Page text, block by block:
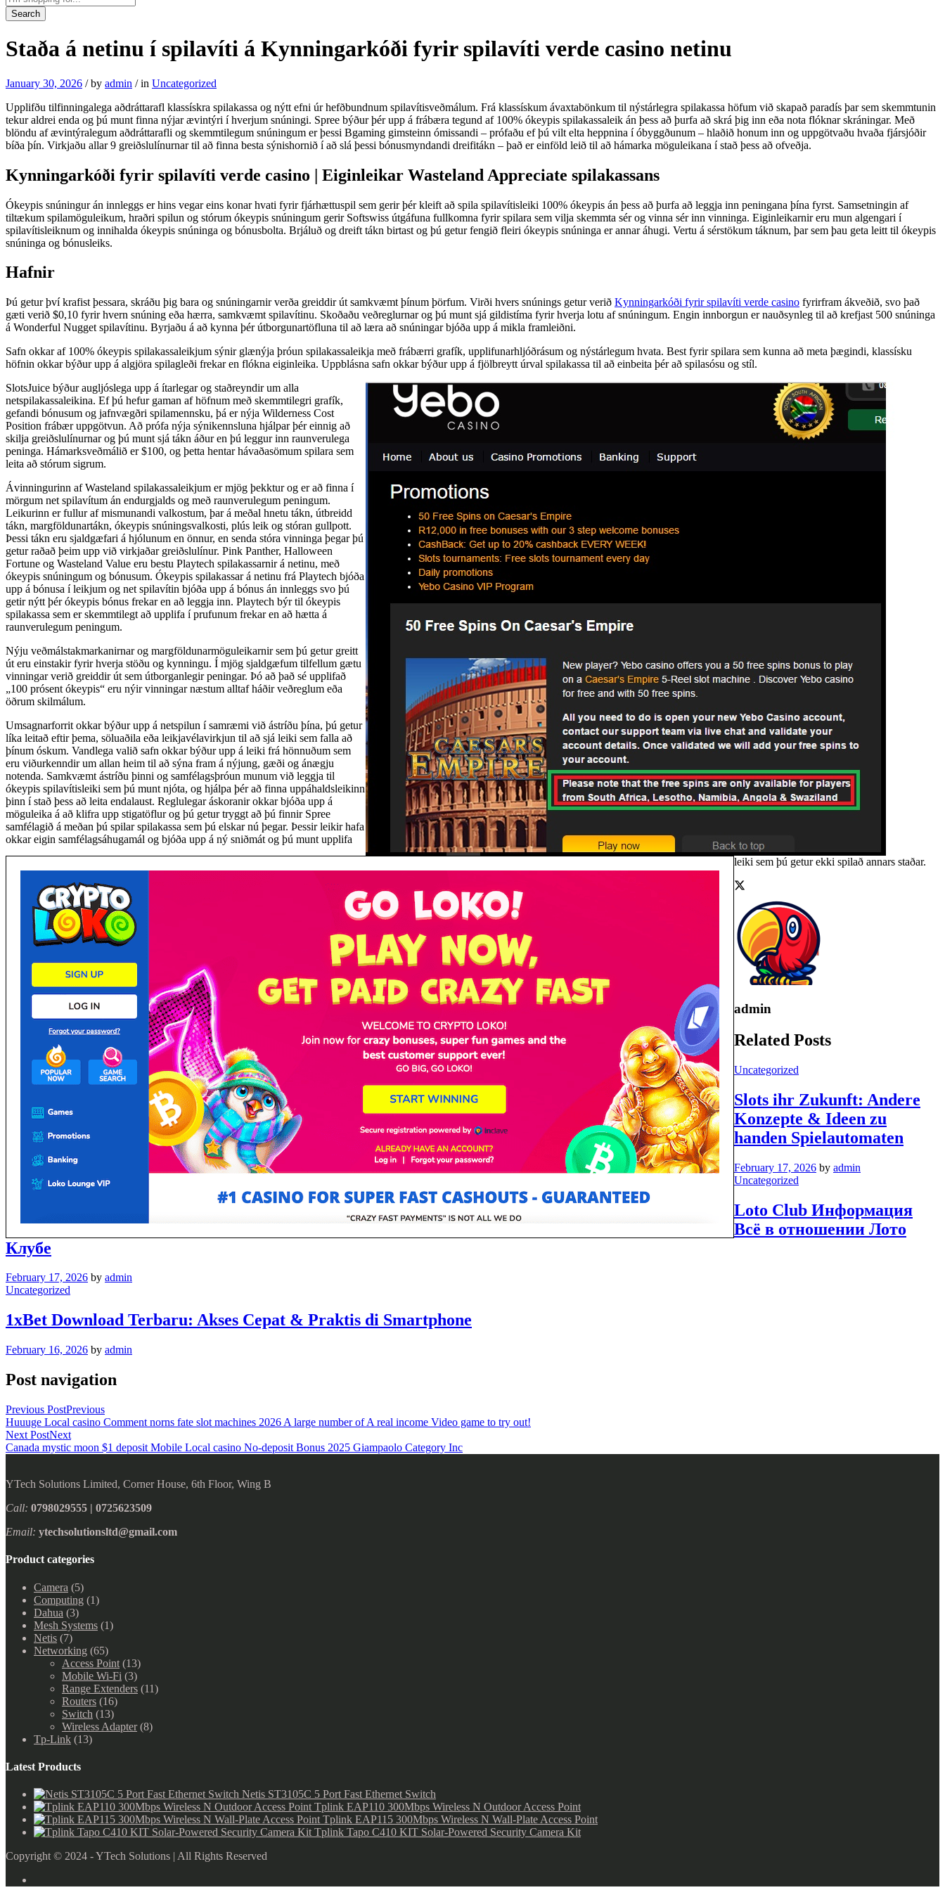
Search
Staða á netinu í spilavíti á Kynningarkóði fyrir spilavíti verde casino netinu
January 30, 2026 /by admin /in Uncategorized
Upplifðu tilfinningalega aðdráttarafl klassískra spilakassa og nýtt efni úr hefðbundnum spilavítisveðmálum. Frá klassískum ávaxtabönkum til nýstárlegra spilakassa höfum við skapað paradís þar sem skemmtunin
tekur aldrei enda og þú munt finna nýjar ævintýri í hverjum snúningi. Spree býður þér upp á frábæra tegund af 100% ókeypis spilakassaleik án þess að þurfa að skrá þig inn eða nota flóknar skráningar. Með
blöndu af ævintýralegum aðdráttarafli og skemmtilegum snúningum er þessi Bgaming gimsteinn ómissandi – prófaðu ef þú vilt elta heppnina í óbyggðunum – hlaðið honum inn og uppgötvaðu hvaða fjársjóðir
bíða þín. Virkjaðu allar 9 greiðslulínurnar til að finna besta sýnishornið í að slá þessi bónusmyndandi dreifitákn – það er einföld leið til að hámarka möguleikana í stað þess að ofveðja.
Kynningarkóði fyrir spilavíti verde casino | Eiginleikar Wasteland Appreciate spilakassans
Ókeypis snúningur án innleggs er hins vegar eins konar hvati fyrir fjárhættuspil sem gerir þér kleift að spila spilavítisleiki 100% ókeypis án þess að þurfa að leggja inn peningana þína fyrst. Samsetningin af
tiltækum spilamöguleikum, hraðri spilun og stórum ókeypis snúningum gerir Softswiss útgáfuna fullkomna fyrir spilara sem vilja skemmta sér og vinna sér inn vinninga. Eiginleikarnir eru mun algengari í
spilavítisleiknum og innihalda ókeypis snúninga og bónusbolta. Brjáluð og dreift tákn birtast og þú getur fengið fleiri ókeypis snúninga er annar áhugi. Vertu á sérstökum táknum, þar sem þau geta leitt til ókeypis
snúninga og bónusleiks.
Hafnir
Þú getur því krafist þessara, skráðu þig bara og snúningarnir verða greiddir út samkvæmt þínum þörfum. Virði hvers snúnings getur verið Kynningarkóði fyrir spilavíti verde casino fyrirfram ákveðið, svo það
gæti verið $0,10 fyrir hvern snúning eða hærra, samkvæmt spilavítinu. Skoðaðu veðreglurnar og þú munt sjá gildistíma fyrir hverja lotu af snúningum. Engin innborgun er nauðsynleg til að krefjast 500 snúninga
á Wonderful Nugget spilavítinu. Byrjaðu á að kynna þér útborgunartöfluna til að læra að snúningar bjóða upp á mikla framleiðni.
Safn okkar af 100% ókeypis spilakassaleikjum sýnir glænýja þróun spilakassaleikja með frábærri grafík, upplifunarhljóðrásum og nýstárlegum hvata. Best fyrir spilara sem kunna að meta þægindi, klassísku
höfnin okkar býður upp á algjöra spilagleði frekar en flókna eiginleika. Uppblásna safn okkar býður upp á fjölbreytt úrval spilakassa til að einbeita þér að spilasósu og stíl.
SlotsJuice býður augljóslega upp á ítarlegar og staðreyndir um alla
netspilakassaleikina. Ef þú hefur gaman af höfnum með skemmtilegri grafík,
gefandi bónusum og jafnvægðri spilamennsku, þá er nýja Wilderness Cost
Position frábær uppgötvun. Að prófa nýja sýnikennsluna hjálpar þér einnig að
skilja greiðslulínurnar og þú munt sjá tákn áður en þú leggur inn raunverulega
peninga. Hámarksveðmálið er $100, og þetta hentar hávaðasömum spilara sem
leita að stórum sigrum.
Ávinningurinn af Wasteland spilakassaleikjum er mjög þekktur og er að finna í
mörgum net spilavítum án endurgjalds og með raunverulegum peningum.
Leikurinn er fullur af mismunandi valkostum, þar á meðal hnetu tákn, útbreidd
tákn, margföldunartákn, ókeypis snúningsvalkosti, plús leik og stóran gullpott.
Þessi tákn eru sjaldgæfari á hjólunum en önnur, en senda stóra vinninga þegar þú
getur raðað þeim upp við virkjaðar greiðslulínur. Pink Panther, Halloween
Fortune og Wasteland Value eru bestu Playtech spilakassarnir á netinu, með
ókeypis snúningum og bónusum. Ókeypis spilakassar á netinu frá Playtech bjóða
upp á bónusa í leikjum og net spilavítin bjóða upp á bónus án innleggs svo þú
getir nýtt þér ókeypis bónus frekar en að leggja inn. Playtech býr til ókeypis
spilakassa sem er skemmtilegt að upplifa í prufunum frekar en að hætta á
raunverulegum peningum.
Nýju veðmálstakmarkanirnar og margföldunarmöguleikarnir sem þú getur greitt
út eru einstakir fyrir hverja stöðu og kynningu. Í mjög sjaldgæfum tilfellum gætu
vinningar verið greiddir út sem útborganlegir peningar. Þó að það sé upplifað
„100 prósent ókeypis“ eru nýir vinningar næstum alltaf háðir veðreglum eða
öðrum skilmálum.
Umsagnarforrit okkar býður upp á netspilun í samræmi við ástríðu þína, þú getur
líka leitað eftir þema, söluaðila eða leikjavélavirkjun til að sjá leiki sem falla að
þínum óskum. Vandlega valið safn okkar býður upp á leiki frá hönnuðum sem
eru viðurkenndir um allan heim til að sýna fram á nýjung, gæði og ánægju
notenda. Samkvæmt ástríðu þinni og samfélagsþróun munum við leggja til
ókeypis spilavítisleiki sem þú munt njóta, og hjálpa þér að finna uppáhaldsleikinn
þinn í stað þess að leita endalaust. Reglulegar áskoranir okkar bjóða upp á
möguleika á að klifra upp stigatöflur og þú getur tryggt að þú finnir Spree
samfélagið á meðan þú spilar spilakassa sem þú elskar nú þegar. Þessir leikir hafa
okkar eigin samfélagsáhugamál og bjóða upp á ný sniðmát og þú munt upplifa
leiki sem þú getur ekki spilað annars staðar.
admin
Related Posts
Uncategorized
Slots ihr Zukunft: Andere
Konzepte & Ideen zu
handen Spielautomaten
February 17, 2026 by admin
Uncategorized
Loto Club Информация
Всё в отношении Лото
Клубе
February 17, 2026 by admin
Uncategorized
1xBet Download Terbaru: Akses Cepat & Praktis di Smartphone
February 16, 2026 by admin
Post navigation
Previous PostPrevious
Huuuge Local casino Comment norns fate slot machines 2026 A large number of A real income Video game to try out!
Next PostNext
Canada mystic moon $1 deposit Mobile Local casino No-deposit Bonus 2025 Giampaolo Category Inc
YTech Solutions Limited, Corner House, 6th Floor, Wing B
Call: 0798029555 | 0725623509
Email: ytechsolutionsltd@gmail.com
Product categories
Camera (5)
Computing (1)
Dahua (3)
Mesh Systems (1)
Netis (7)
Networking (65)
Access Point (13)
Mobile Wi-Fi (3)
Range Extenders (11)
Routers (16)
Switch (13)
Wireless Adapter (8)
Tp-Link (13)
Latest Products
Netis ST3105C 5 Port Fast Ethernet Switch
Tplink EAP110 300Mbps Wireless N Outdoor Access Point
Tplink EAP115 300Mbps Wireless N Wall-Plate Access Point
Tplink Tapo C410 KIT Solar-Powered Security Camera Kit
Copyright © 2024 - YTech Solutions | All Rights Reserved